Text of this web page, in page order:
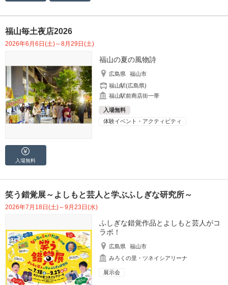
福山毎土夜店2026
2026年6月6日(土)～8月29日(土)
福山の夏の風物詩
広島県
福山市
福山駅(広島県)
福山駅前商店街一帯
入場無料
体験イベント・アクティビティ
入場無料
笑う錯覚展～よしもと芸人と学ぶふしぎな研究所～
2026年7月18日(土)～9月23日(水)
ふしぎな錯覚作品とよしもと芸人がコ
ラボ！
広島県
福山市
みろくの里・ツネイシアリーナ
展示会